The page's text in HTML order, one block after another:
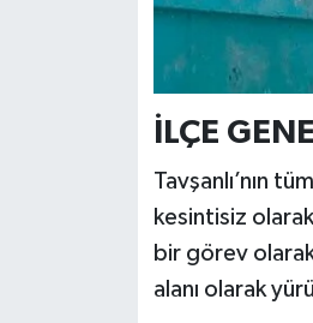
İLÇE
Tavşanlı’nın
kesintisiz
bir görev
alanı olarak